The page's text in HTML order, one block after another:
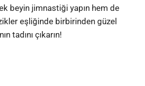
beyin jimnastiği yapın hem de
eşliğinde birbirinden güzel
tadını çıkarın!